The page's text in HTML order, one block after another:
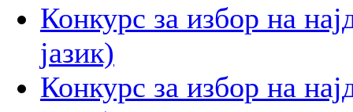
Конкурс за избор на
јазик)
Конкурс за избор на